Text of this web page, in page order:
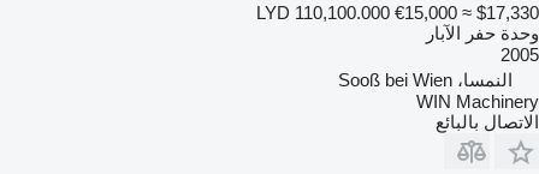
LYD 110,100.000 €15,000 ≈ $17,330
وحدة حفر الآبار
2005
النمسا، Sooß bei Wien
WIN Machinery
الاتصال بالبائع